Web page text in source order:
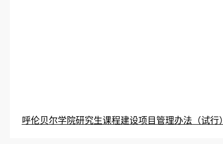
呼伦贝尔学院研究生课程建设项目管理办法（试行